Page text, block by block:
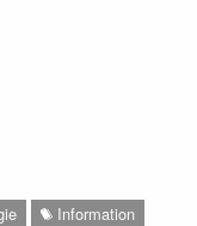
Information